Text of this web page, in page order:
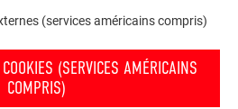
(services américains compris)
(SERVICES AMÉRICAINS
COMPRIS)